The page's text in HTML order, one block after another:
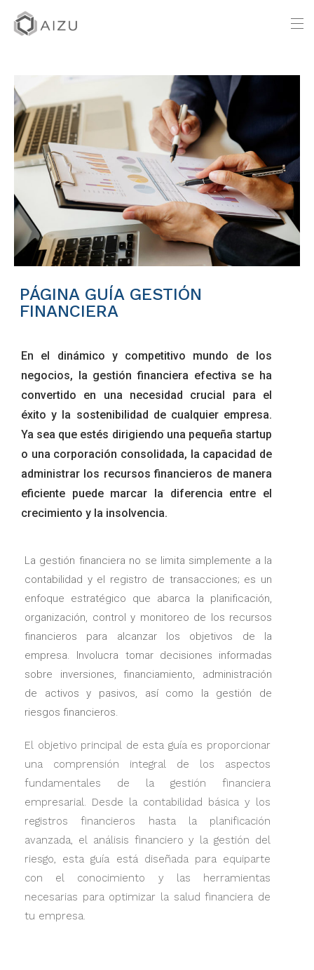
PÁGINA GUÍA GESTIÓN
FINANCIERA
En el dinámico y competitivo mundo de los
negocios, la gestión financiera efectiva se ha
convertido en una necesidad crucial para el
éxito y la sostenibilidad de cualquier empresa.
Ya sea que estés dirigiendo una pequeña startup
o una corporación consolidada, la capacidad de
administrar los recursos financieros de manera
eficiente puede marcar la diferencia entre el
crecimiento y la insolvencia.
La gestión financiera no se limita simplemente a la
contabilidad y el registro de transacciones; es un
enfoque estratégico que abarca la planificación,
organización, control y monitoreo de los recursos
financieros para alcanzar los objetivos de la
empresa. Involucra tomar decisiones informadas
sobre inversiones, financiamiento, administración
de activos y pasivos, así como la gestión de
riesgos financieros.
El objetivo principal de esta guía es proporcionar
una comprensión integral de los aspectos
fundamentales de la gestión financiera
empresarial. Desde la contabilidad básica y los
registros financieros hasta la planificación
avanzada, el análisis financiero y la gestión del
riesgo, esta guía está diseñada para equiparte
con el conocimiento y las herramientas
necesarias para optimizar la salud financiera de
tu empresa.